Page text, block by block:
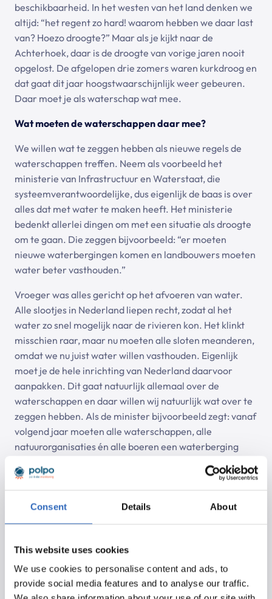
Consent Details About
This website uses cookies
We use cookies to personalise content and ads, to
provide social media features and to analyse our traffic.
beschikbaarheid. In het westen van het land denken we
altijd: “het regent zo hard! waarom hebben we daar last
van? Hoezo droogte?” Maar als je kijkt naar de
Achterhoek, daar is de droogte van vorige jaren nooit
opgelost. De afgelopen drie zomers waren kurkdroog en
dat gaat dit jaar hoogstwaarschijnlijk weer gebeuren.
Daar moet je als waterschap wat mee.
Wat moeten de waterschappen daar mee?
We willen wat te zeggen hebben als nieuwe regels de
waterschappen treffen. Neem als voorbeeld het
ministerie van Infrastructuur en Waterstaat, die
systeemverantwoordelijke, dus eigenlijk de baas is over
alles dat met water te maken heeft. Het ministerie
bedenkt allerlei dingen om met een situatie als droogte
om te gaan. Die zeggen bijvoorbeeld: “er moeten
nieuwe waterbergingen komen en landbouwers moeten
water beter vasthouden.”
Vroeger was alles gericht op het afvoeren van water.
Alle slootjes in Nederland liepen recht, zodat al het
water zo snel mogelijk naar de rivieren kon. Het klinkt
misschien raar, maar nu moeten alle sloten meanderen,
omdat we nu juist water willen vasthouden. Eigenlijk
moet je de hele inrichting van Nederland daarvoor
aanpakken. Dit gaat natuurlijk allemaal over de
waterschappen en daar willen wij natuurlijk wat over te
zeggen hebben. Als de minister bijvoorbeeld zegt: vanaf
volgend jaar moeten alle waterschappen, alle
natuurorganisaties én alle boeren een waterberging
is geen ruimte voor.
Volgen jullie de wet- en regelgeving om deze
Onze beleidsbeïnvloeding kijkt dan ook vooral naar de
nieuwe regels op de verschillende onderwerpen. Zijn er
dingen die relevant zijn voor waterschappen en wat